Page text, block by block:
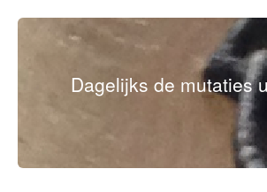
Dagelijks de mutaties